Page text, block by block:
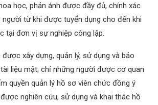
học, phản ánh được đầy đủ, chính xác
từ khi được tuyển dụng cho đến khi
tại đơn vị sự nghiệp công lập.
xây dựng, quản lý, sử dụng và bảo
liệu mật; chỉ những người được cơ quan
quyền quản lý hồ sơ viên chức đồng ý
nghiên cứu, sử dụng và khai thác hồ